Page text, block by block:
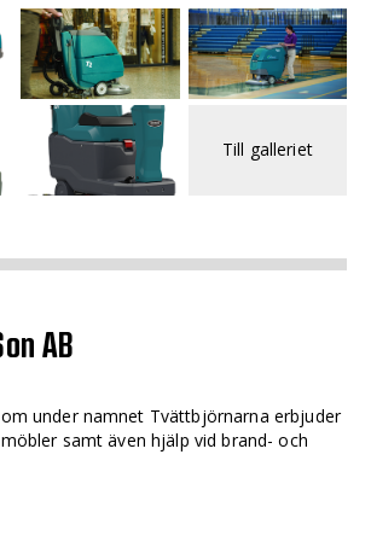
Till galleriet
AB
under namnet Tvättbjörnarna erbjuder
samt även hjälp vid brand- och